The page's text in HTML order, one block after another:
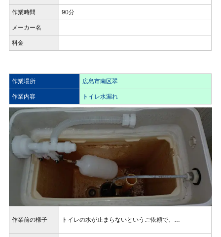
作業時間 90分
メーカー名
料金
作業場所 広島市南区翠
作業内容 トイレ水漏れ
作業前の様子 トイレの水が止まらないというご依頼で、…